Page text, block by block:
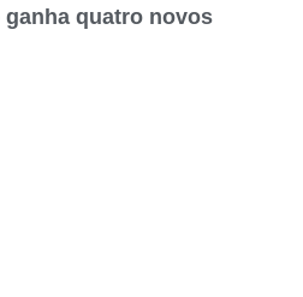
ganha quatro novos